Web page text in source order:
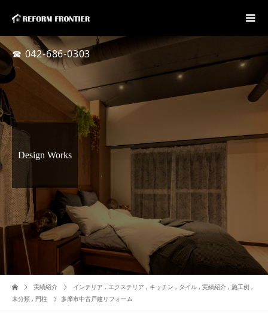
☎ 042-686-0303
Design Works
実績紹介 インテリア , エクステリア , キッチン , タイル , 実績紹介 , 施工例 ,
未分類 , 門柱 多摩市中古戸建リフォーム